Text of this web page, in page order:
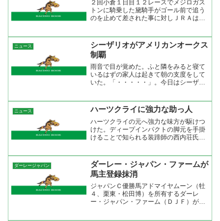
２回小倉１日目１２レースでメジロガス
トンに騎乗した黛騎手がゴール前で追う
のを止めて差された事に対しＪＲＡは油
乗停止処分を受けるのは今回が初めてか
な？ これまでもゴール前...
ニュース
シーザリオがアメリカンオークス
制覇
雨音で目が覚めた。ふと隣をみると寝て
いるはずの家人は起きて朝の支度をして
いた。「・・・・・」。今日はシーザリ
ることを思いだして彼女に「今、何
時？」と聞くと「フニニニハン...
ニュース ハーツクライに強力な助っ人
ハーツクライの元へ強力な味方が駆けつ
けた。ディープインパクトの脚元を手掛
けることで知られる装蹄師の西内荘氏
これまで２回ほどハーツクライの装蹄を
手がけているが、その...
ダーレージャパン
ダーレー・ジャパン・ファームが
馬主登録抹消
ジャパンＣ優勝馬アドマイヤムーン（牡
４、栗東・松田博）を所有するダーレ
ー・ジャパン・ファーム（ＤＪＦ）が２